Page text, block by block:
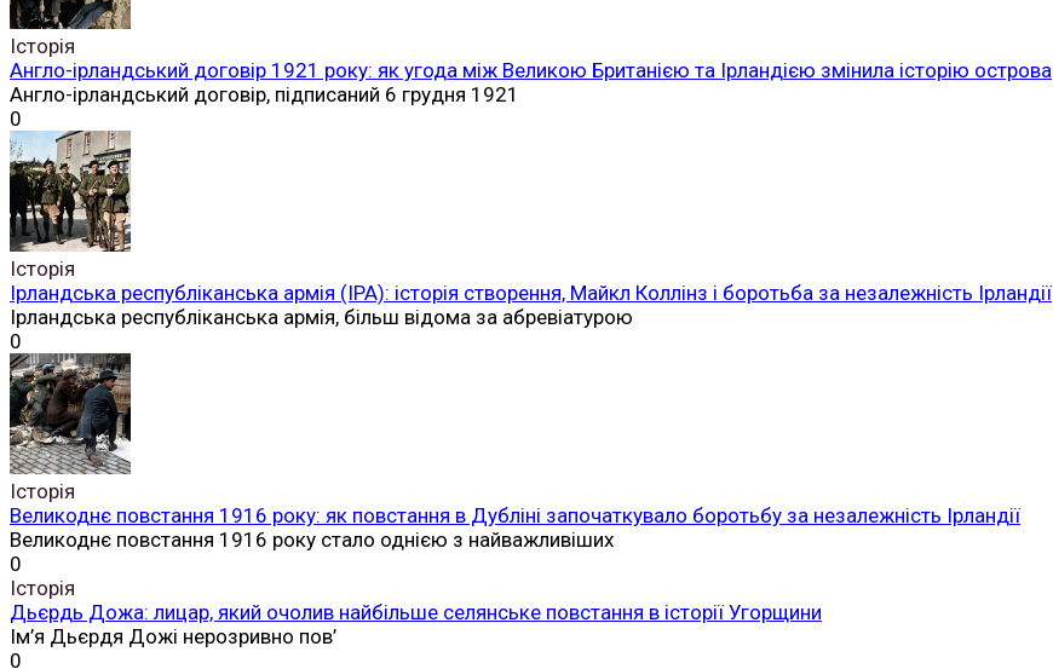
Історія
Англо-ірландський договір 1921 року: як угода між Великою Британією та Ірландією змінила історію острова
Англо-ірландський договір, підписаний 6 грудня 1921
0
Історія
Ірландська республіканська армія (ІРА): історія створення, Майкл Коллінз і боротьба за незалежність Ірландії
Ірландська республіканська армія, більш відома за абревіатурою
0
Історія
Великоднє повстання 1916 року: як повстання в Дубліні започаткувало боротьбу за незалежність Ірландії
Великоднє повстання 1916 року стало однією з найважливіших
0
Історія
Дьєрдь Дожа: лицар, який очолив найбільше селянське повстання в історії Угорщини
Ім’я Дьєрдя Дожі нерозривно пов’
0